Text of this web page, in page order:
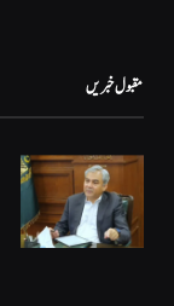
مقبول خبریں